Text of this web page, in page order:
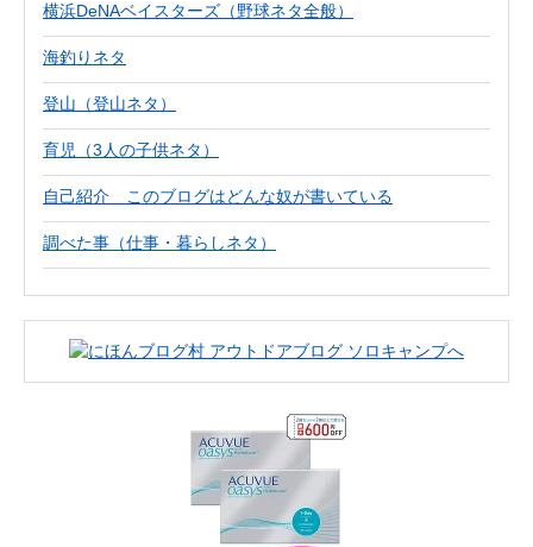
横浜DeNAベイスターズ（野球ネタ全般）
海釣りネタ
登山（登山ネタ）
育児（3人の子供ネタ）
自己紹介 このブログはどんな奴が書いている
調べた事（仕事・暮らしネタ）